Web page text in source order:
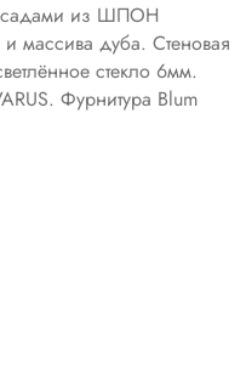
из ШПОН
массива дуба. Стеновая
стекло 6мм.
Фурнитура Blum